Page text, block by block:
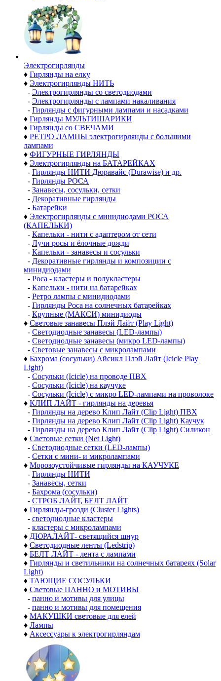
Электро­гирлянды
♦ Гирлянды на елку
♦ Электрогирлянды НИТЬ
- Электрогирлянды со светодиодами
- Электрогирлянды с лампами накаливания
- Гирлянды с фигурными лампами и насадками
♦ Гирлянды МУЛЬТИШАРИКИ
♦ Гирлянды со СВЕЧАМИ
♦ РЕТРО ЛАМПЫ электрогирлянды с большими
лампами
♦ ФИГУРНЫЕ ГИРЛЯНДЫ
♦ Электрогирлянды на БАТАРЕЙКАХ
- Гирлянды НИТИ Дюравайс (Durawise) и др.
- Гирлянды РОСА
- Занавесы, сосульки, сетки
- Декоративные гирлянды
- Батарейки
♦ Электрогирлянды с минидиодами РОСА
(КАПЕЛЬКИ)
- Капельки - нити с адаптером от сети
- Лучи росы и ёлочные дожди
- Капельки - занавесы и сосульки
- Декоративные гирлянды и композиции с
минидиодами
- Роса - кластеры и полукластеры
- Капельки - нити на батарейках
- Ретро лампы с минидиодами
- Гирлянды Роса на солнечных батарейках
- Крупные (МАКСИ) минидиоды
♦ Световые занавесы Плэй Лайт (Play Light)
- Светодиодные занавесы (LED-лампы)
- Светодиодные занавесы (микро LED-лампы)
- Световые занавесы с микролампами
♦ Бахрома (сосульки) Айсикл Плэй Лайт (Icicle Play
Light)
- Сосульки (Icicle) на проводе ПВХ
- Сосульки (Icicle) на каучуке
- Сосульки (Icicle) с микро LED-лампами на проволоке
♦ КЛИП ЛАЙТ - гирлянды на деревья
- Гирлянды на дерево Клип Лайт (Clip Light) ПВХ
- Гирлянды на дерево Клип Лайт (Clip Light) Каучук
- Гирлянды на дерево Клип Лайт (Clip Light) Силикон
♦ Световые сетки (Net Light)
- Светодиодные сетки (LED-лампы)
- Сетки с мини- и микролампами
♦ Морозоустойчивые гирлянды на КАУЧУКЕ
- Гирлянды НИТИ
- Занавесы, сетки
- Бахрома (сосульки)
- СТРОБ ЛАЙТ, БЕЛТ ЛАЙТ
♦ Гирлянды-грозди (Cluster Lights)
- светодиодные кластеры
- кластеры с микролампами
♦ ДЮРАЛАЙТ- светящийся шнур
♦ Светодиодные ленты (Ledstrip)
♦ БЕЛТ ЛАЙТ - лента с лампами
♦ Гирлянды и светильники на солнечных батареях (Solar
Light)
♦ ТАЮЩИЕ СОСУЛЬКИ
♦ Световые ПАННО и МОТИВЫ
- панно и мотивы для улицы
- панно и мотивы для помещения
♦ МАКУШКИ световые для елей
♦ Лампы
♦ Аксессуары к электрогирляндам